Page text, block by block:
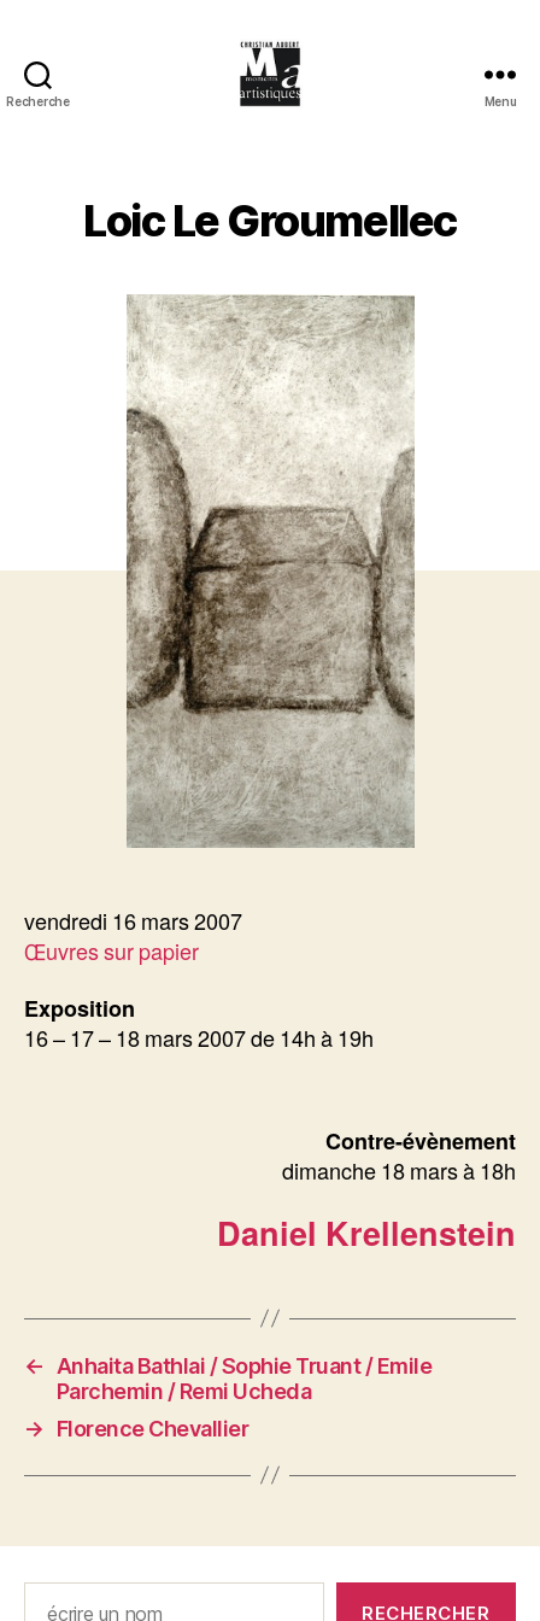
Recherche Menu
Loic Le Groumellec
vendredi 16 mars 2007
Œuvres sur papier
Exposition
16 – 17 – 18 mars 2007 de 14h à 19h
Contre-évènement
dimanche 18 mars à 18h
Daniel Krellenstein
←
Anhaita Bathlai / Sophie Truant / Emile
Parchemin / Remi Ucheda
→
Florence Chevallier
RECHERCHER